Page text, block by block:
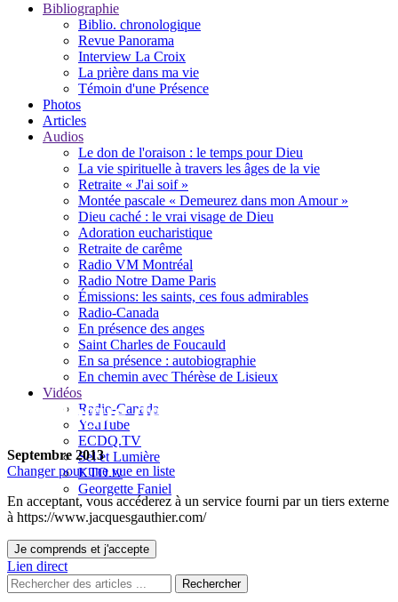
Bibliographie
Biblio. chronologique
Revue Panorama
Interview La Croix
La prière dans ma vie
Témoin d'une Présence
Photos
Articles
Audios
Le don de l'oraison : le temps pour Dieu
La vie spirituelle à travers les âges de la vie
Retraite « J'ai soif »
Montée pascale « Demeurez dans mon Amour »
Dieu caché : le vrai visage de Dieu
Adoration eucharistique
Retraite de carême
Radio VM Montréal
Radio Notre Dame Paris
Émissions: les saints, ces fous admirables
Radio-Canada
En présence des anges
Saint Charles de Foucauld
En sa présence : autobiographie
En chemin avec Thérèse de Lisieux
Vidéos
Radio-Canada
YouTube
ECDQ.TV
Sel et Lumière
KTO.tv
Georgette Faniel
Le blogue de Jacques Gauthier
Septembre 2013
Changer pour une vue en liste
En acceptant, vous accéderez à un service fourni par un tiers externe
à https://www.jacquesgauthier.com/
Je comprends et j'accepte
Lien direct
Rechercher